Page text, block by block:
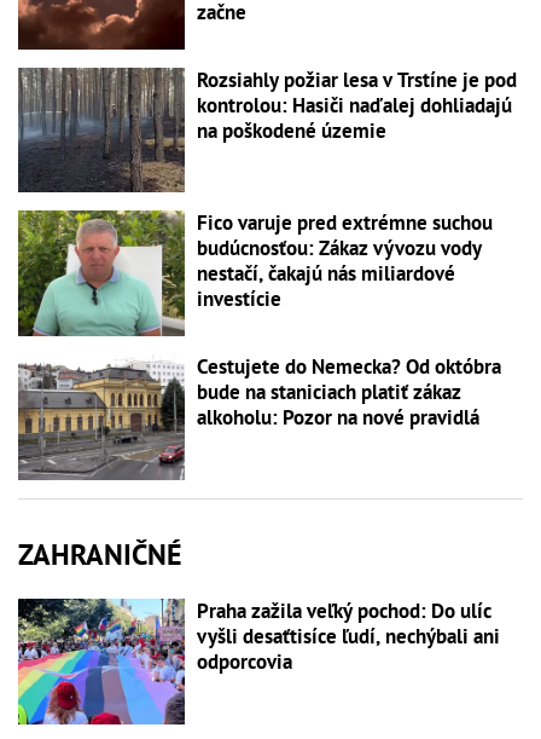
začne
Rozsiahly požiar lesa v Trstíne je pod
kontrolou: Hasiči naďalej dohliadajú
na poškodené územie
Fico varuje pred extrémne suchou
budúcnosťou: Zákaz vývozu vody
nestačí, čakajú nás miliardové
investície
Cestujete do Nemecka? Od októbra
bude na staniciach platiť zákaz
alkoholu: Pozor na nové pravidlá
ZAHRANIČNÉ
Praha zažila veľký pochod: Do ulíc
vyšli desaťtisíce ľudí, nechýbali ani
odporcovia